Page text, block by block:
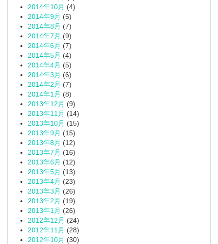
2014年10月 (4)
2014年9月 (5)
2014年8月 (7)
2014年7月 (9)
2014年6月 (7)
2014年5月 (4)
2014年4月 (5)
2014年3月 (6)
2014年2月 (7)
2014年1月 (8)
2013年12月 (9)
2013年11月 (14)
2013年10月 (15)
2013年9月 (15)
2013年8月 (12)
2013年7月 (16)
2013年6月 (12)
2013年5月 (13)
2013年4月 (23)
2013年3月 (26)
2013年2月 (19)
2013年1月 (26)
2012年12月 (24)
2012年11月 (28)
2012年10月 (30)